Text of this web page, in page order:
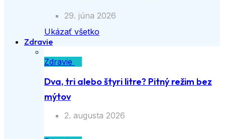
29. júna 2026
Ukázať všetko
Zdravie
Zdravie
Dva, tri alebo štyri litre? Pitný režim bez
mýtov
2. augusta 2026